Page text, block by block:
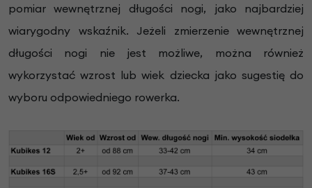
pomiar wewnętrznej długości nogi, jako najbardziej
wiarygodny wskaźnik. Jeżeli zmierzenie wewnętrznej
długości nogi nie jest możliwe, można również
wykorzystać wzrost lub wiek dziecka jako sugestię do
wyboru odpowiedniego rowerka.